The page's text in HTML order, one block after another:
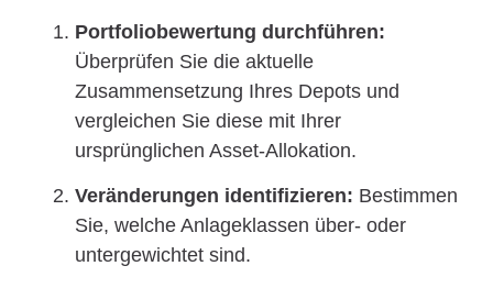
Portfoliobewertung durchführen:
Überprüfen Sie die aktuelle
Zusammensetzung Ihres Depots und
vergleichen Sie diese mit Ihrer
ursprünglichen Asset-Allokation.
Veränderungen identifizieren: Bestimmen
Sie, welche Anlageklassen über- oder
untergewichtet sind.